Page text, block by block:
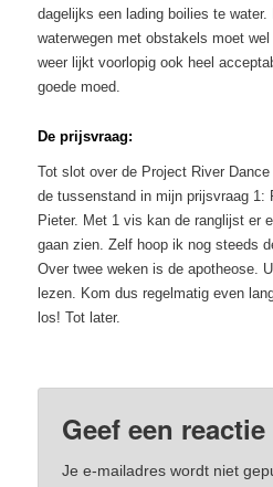
dagelijks een lading boilies te
waterwegen met obstakels moet
weer lijkt voorlopig ook heel
goede moed.
De prijsvraag:
Tot slot over de Project River
de tussenstand in mijn prijsvraag 1:
Pieter. Met 1 vis kan de ranglijst er
gaan zien. Zelf hoop ik nog steeds
Over twee weken is de apotheose.
lezen. Kom dus regelmatig even
los! Tot later.
Geef een reactie
Je e-mailadres wordt niet